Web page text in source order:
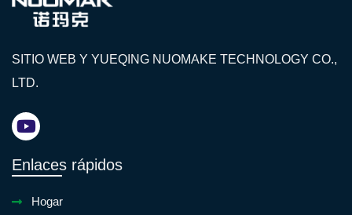
SITIO WEB Y YUEQING NUOMAKE TECHNOLOGY CO.,
LTD.
Enlaces rápidos
Hogar